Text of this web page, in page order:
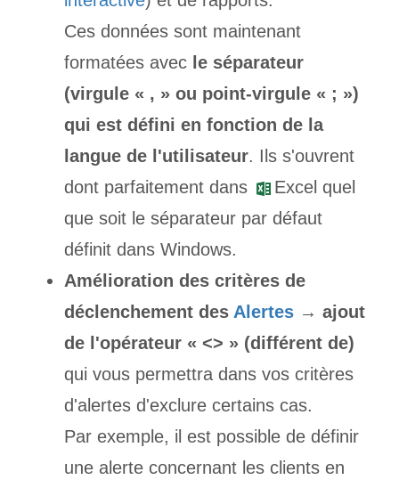
Ces données sont maintenant
formatées avec le séparateur
(virgule « , » ou point-virgule « ; »)
qui est défini en fonction de la
langue de l'utilisateur. Ils s'ouvrent
dont parfaitement dans
Excel quel
que soit le séparateur par défaut
définit dans Windows.
Amélioration des critères de
déclenchement des Alertes→ ajout
de l'opérateur « <> » (différent de)
qui vous permettra dans vos critères
d'alertes d'exclure certains cas.
Par exemple, il est possible de définir
une alerte concernant les clients en